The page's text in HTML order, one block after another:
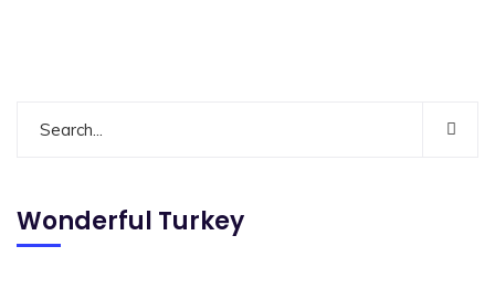
Wonderful Turkey